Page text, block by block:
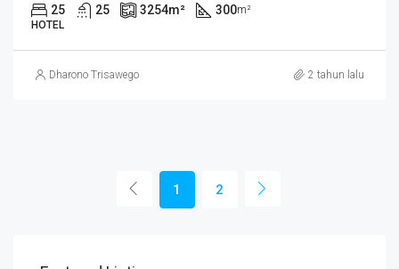
25 25 3254m² 300m²
HOTEL
Dharono Trisawego 2 tahun lalu
1 2